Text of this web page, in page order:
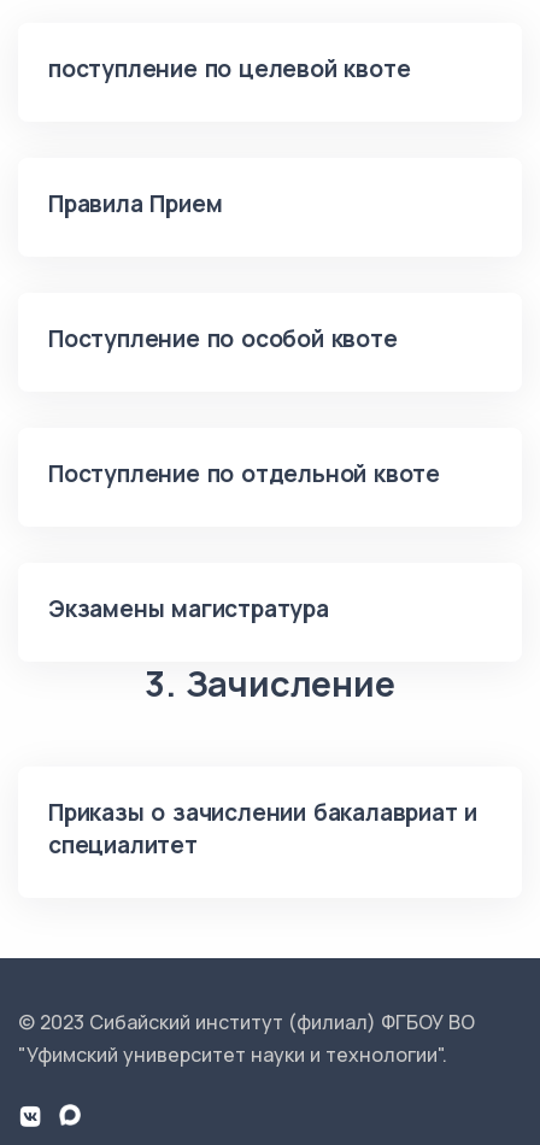
поступление по целевой квоте
Правила Прием
Поступление по особой квоте
Поступление по отдельной квоте
Экзамены магистратура
3. Зачисление
Приказы о зачислении бакалавриат и
специалитет
© 2023 Сибайский институт (филиал) ФГБОУ ВО
"Уфимский университет науки и технологии".